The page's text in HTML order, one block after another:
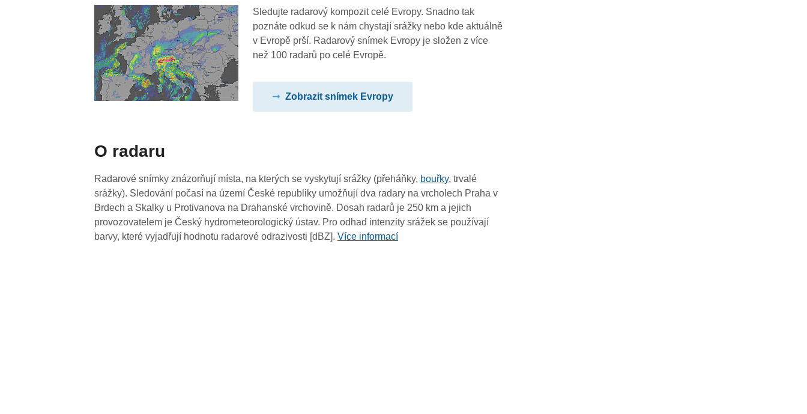
08:25
08:15
08:05
06:25
06:15
06:05
05:55
Sledujte radarový kompozit celé Evropy. Snadno tak
poznáte odkud se k nám chystají srážky nebo kde aktuálně
v Evropě prší. Radarový snímek Evropy je složen z více
než 100 radarů po celé Evropě.
Zobrazit snímek Evropy
O radaru
Radarové snímky znázorňují místa, na kterých se vyskytují srážky (přeháňky, bouřky, trvalé
srážky). Sledování počasí na území České republiky umožňují dva radary na vrcholech Praha v
Brdech a Skalky u Protivanova na Drahanské vrchovině. Dosah radarů je 250 km a jejich
provozovatelem je Český hydrometeorologický ústav. Pro odhad intenzity srážek se používají
barvy, které vyjadřují hodnotu radarové odrazivosti [dBZ].Více informací